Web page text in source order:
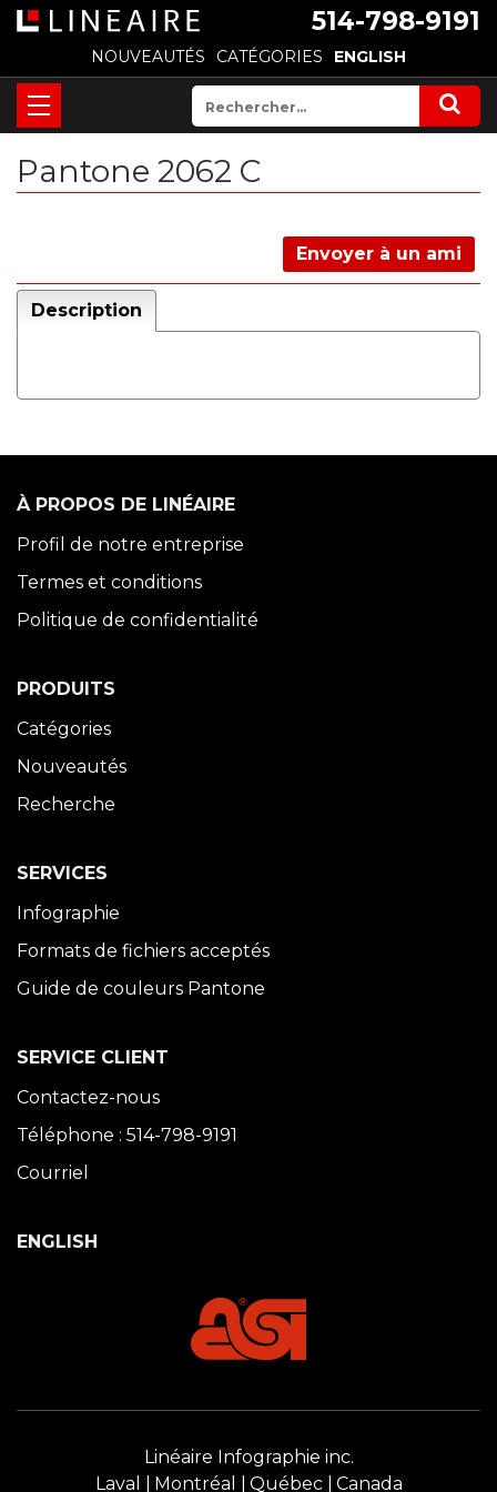
514-798-9191
NOUVEAUTÉS CATÉGORIES ENGLISH
Pantone 2062 C
Envoyer à un ami
Description
À PROPOS DE LINÉAIRE
Profil de notre entreprise
Termes et conditions
Politique de confidentialité
PRODUITS
Catégories
Nouveautés
Recherche
SERVICES
Infographie
Formats de fichiers acceptés
Guide de couleurs Pantone
SERVICE CLIENT
Contactez-nous
Téléphone : 514-798-9191
Courriel
ENGLISH
Linéaire Infographie inc.
Laval
Montréal Québec Canada